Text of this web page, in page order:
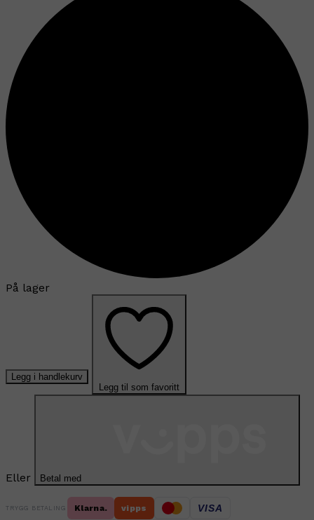
På lager
Legg i handlekurv
Legg til som favoritt
Eller Betal med
TRYGG BETALING Klarna. vipps VISA